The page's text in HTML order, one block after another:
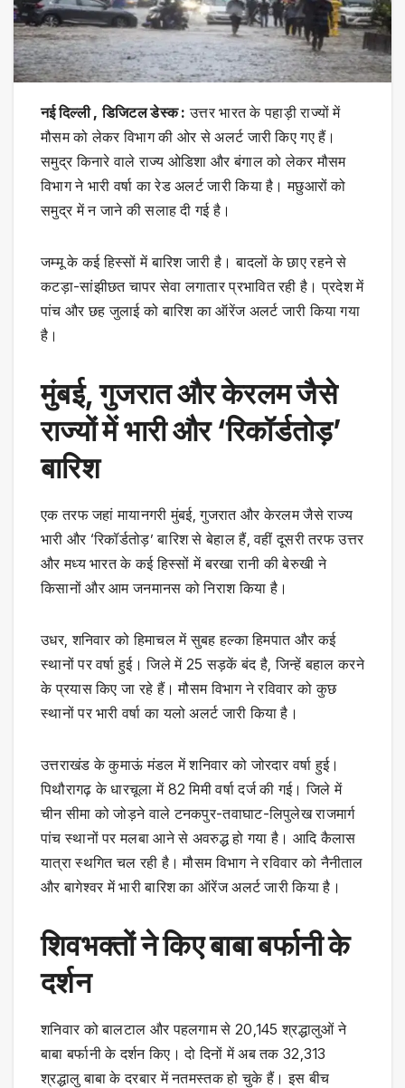
नई दिल्ली , डिजिटल डेस्क : उत्तर भारत के पहाड़ी राज्यों में
मौसम को लेकर विभाग की ओर से अलर्ट जारी किए गए हैं।
समुद्र किनारे वाले राज्य ओडिशा और बंगाल को लेकर मौसम
विभाग ने भारी वर्षा का रेड अलर्ट जारी किया है। मछुआरों को
समुद्र में न जाने की सलाह दी गई है।
जम्मू के कई हिस्सों में बारिश जारी है। बादलों के छाए रहने से
कटड़ा-सांझीछत चापर सेवा लगातार प्रभावित रही है। प्रदेश में
पांच और छह जुलाई को बारिश का ऑरेंज अलर्ट जारी किया गया
है।
मुंबई, गुजरात और केरलम जैसे
राज्यों में भारी और ‘रिकॉर्डतोड़’
बारिश
एक तरफ जहां मायानगरी मुंबई, गुजरात और केरलम जैसे राज्य
भारी और ‘रिकॉर्डतोड़’ बारिश से बेहाल हैं, वहीं दूसरी तरफ उत्तर
और मध्य भारत के कई हिस्सों में बरखा रानी की बेरुखी ने
किसानों और आम जनमानस को निराश किया है।
उधर, शनिवार को हिमाचल में सुबह हल्का हिमपात और कई
स्थानों पर वर्षा हुई। जिले में 25 सड़कें बंद है, जिन्हें बहाल करने
के प्रयास किए जा रहे हैं। मौसम विभाग ने रविवार को कुछ
स्थानों पर भारी वर्षा का यलो अलर्ट जारी किया है।
उत्तराखंड के कुमाऊं मंडल में शनिवार को जोरदार वर्षा हुई।
पिथौरागढ़ के धारचूला में 82 मिमी वर्षा दर्ज की गई। जिले में
चीन सीमा को जोड़ने वाले टनकपुर-तवाघाट-लिपुलेख राजमार्ग
पांच स्थानों पर मलबा आने से अवरुद्ध हो गया है। आदि कैलास
यात्रा स्थगित चल रही है। मौसम विभाग ने रविवार को नैनीताल
और बागेश्वर में भारी बारिश का ऑरेंज अलर्ट जारी किया है।
शिवभक्तों ने किए बाबा बर्फानी के
दर्शन
शनिवार को बालटाल और पहलगाम से 20,145 श्रद्धालुओं ने
बाबा बर्फानी के दर्शन किए। दो दिनों में अब तक 32,313
श्रद्धालु बाबा के दरबार में नतमस्तक हो चुके हैं। इस बीच